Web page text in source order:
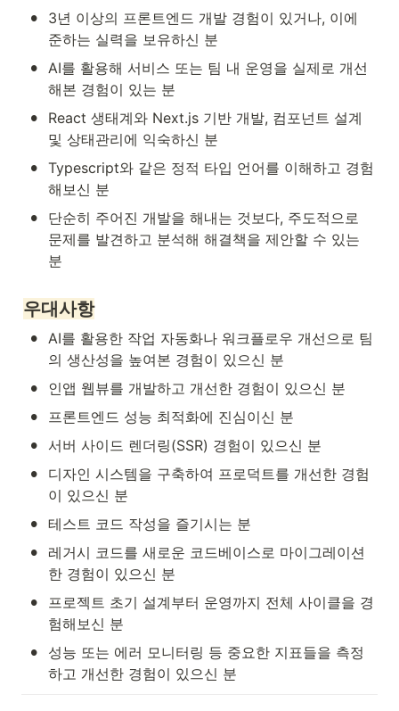
•
3년 이상의 프론트엔드 개발 경험이 있거나, 이에
준하는 실력을 보유하신 분
•
AI를 활용해 서비스 또는 팀 내 운영을 실제로 개선
해본 경험이 있는 분
•
React 생태계와 Next.js 기반 개발, 컴포넌트 설계
및 상태관리에 익숙하신 분
• Typescript와 같은 정적 타입 언어를 이해하고 경험
해보신 분
•
단순히 주어진 개발을 해내는 것보다, 주도적으로
문제를 발견하고 분석해 해결책을 제안할 수 있는
분
우대사항
•
AI를 활용한 작업 자동화나 워크플로우 개선으로 팀
의 생산성을 높여본 경험이 있으신 분
• 인앱 웹뷰를 개발하고 개선한 경험이 있으신 분
• 프론트엔드 성능 최적화에 진심이신 분
• 서버 사이드 렌더링(SSR) 경험이 있으신 분
•
디자인 시스템을 구축하여 프로덕트를 개선한 경험
이 있으신 분
• 테스트 코드 작성을 즐기시는 분
•
레거시 코드를 새로운 코드베이스로 마이그레이션
한 경험이 있으신 분
•
프로젝트 초기 설계부터 운영까지 전체 사이클을 경
험해보신 분
•
성능 또는 에러 모니터링 등 중요한 지표들을 측정
하고 개선한 경험이 있으신 분